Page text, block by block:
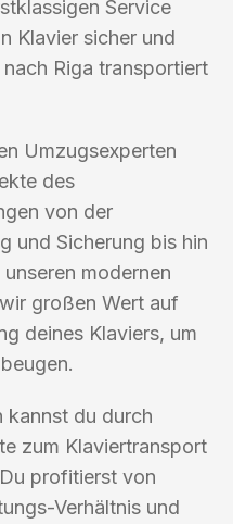
Service
Klavier sicher und
Riga transportiert
Umzugsexperten
des
von der
und Sicherung bis hin
modernen
großen Wert auf
deines Klaviers, um
kannst du durch
zum Klaviertransport
profitierst von
Verhältnis und